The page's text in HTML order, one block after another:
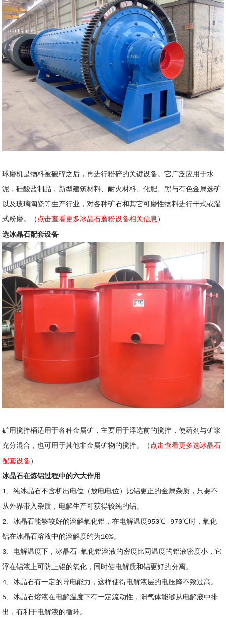
球磨机是物料被破碎之后，再进行粉碎的关键设备。它广泛应用于水
泥，硅酸盐制品，新型建筑材料、耐火材料、化肥、黑与有色金属选矿
以及玻璃陶瓷等生产行业，对各种矿石和其它可磨性物料进行干式或湿
式粉磨。（点击查看更多冰晶石磨粉设备相关信息）
选冰晶石配套设备
矿用搅拌桶适用于各种金属矿，主要用于浮选前的搅拌，使药剂与矿浆
充分混合，也可用于其他非金属矿物的搅拌。（点击查看更多选冰晶石
配套设备）
冰晶石在炼铝过程中的六大作用
1、纯冰晶石不含析出电位（放电电位）比铝更正的金属杂质，只要不
从外界带入杂质，电解生产可获得较纯的铝。
2、冰晶石能够较好的溶解氧化铝，在电解温度950℃-970℃时，氧化
铝在冰晶石溶液中的溶解度约为10%。
3、电解温度下，冰晶石-氧化铝溶液的密度比同温度的铝液密度小，它
浮在铝液上可防止铝的氧化，同时使电解质和铝更好的分离。
4、冰晶石有一定的导电能力，这样使得电解液层的电压降不致过高。
5、冰晶石熔液在电解温度下有一定流动性，阳气体能够从电解液中排
出，有利于电解液的循环。